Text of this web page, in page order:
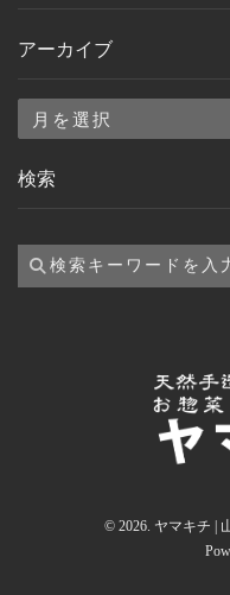
アーカイブ
ア
カ
ブ
検索
© 2026. ヤマキチ |